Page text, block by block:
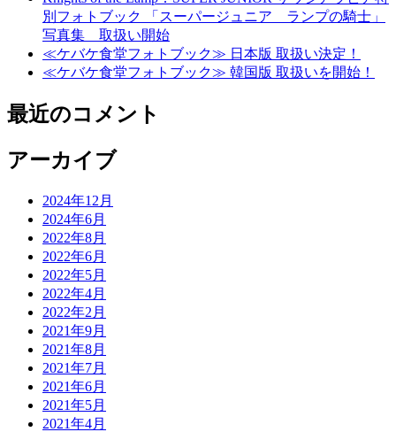
別フォトブック 「スーパージュニア ランプの騎士」
写真集 取扱い開始
≪ケバケ食堂フォトブック≫ 日本版 取扱い決定！
≪ケバケ食堂フォトブック≫ 韓国版 取扱いを開始！
最近のコメント
アーカイブ
2024年12月
2024年6月
2022年8月
2022年6月
2022年5月
2022年4月
2022年2月
2021年9月
2021年8月
2021年7月
2021年6月
2021年5月
2021年4月